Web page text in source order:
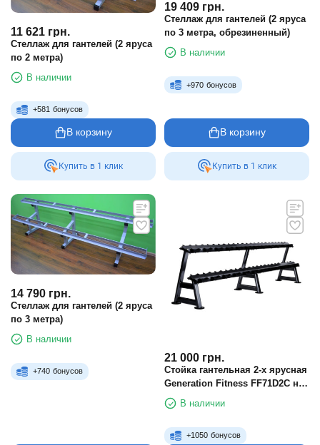
11 621 грн.
Стеллаж для гантелей (2 яруса
по 2 метра)
В наличии
+581 бонусов
В корзину
Купить в 1 клик
19 409 грн.
Стеллаж для гантелей (2 яруса
по 3 метра, обрезиненный)
В наличии
+970 бонусов
В корзину
Купить в 1 клик
14 790 грн.
Стеллаж для гантелей (2 яруса
по 3 метра)
В наличии
+740 бонусов
21 000 грн.
Стойка гантельная 2-х ярусная
Generation Fitness FF71D2C на
10 пар
В наличии
+1050 бонусов